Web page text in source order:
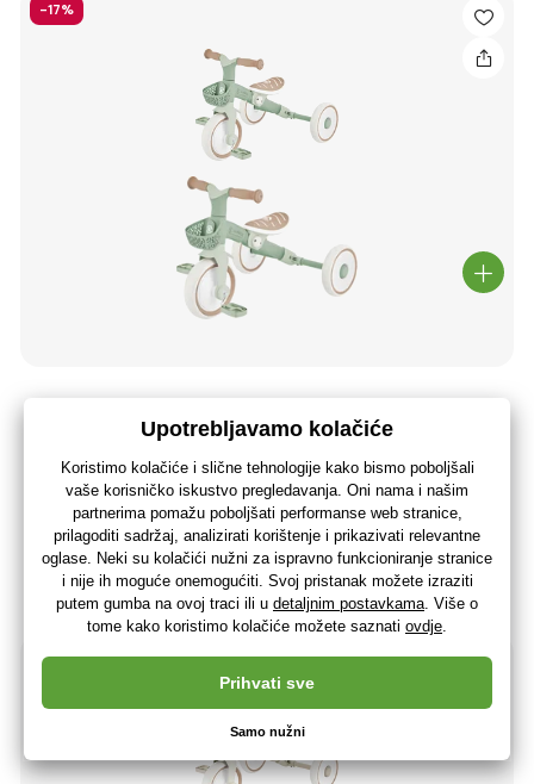
-17%
,80 €
,97 €(-17 %)
,64 € bez PDV-a
+ 50 bodova
Na zalihi> 5 komada(U vas 11.08.)
-17%